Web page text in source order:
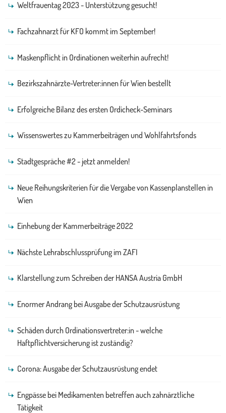
Weltfrauentag 2023 - Unterstützung gesucht!
Fachzahnarzt für KFO kommt im September!
Maskenpflicht in Ordinationen weiterhin aufrecht!
Bezirkszahnärzte-Vertreter:innen für Wien bestellt
Erfolgreiche Bilanz des ersten Ordicheck-Seminars
Wissenswertes zu Kammerbeiträgen und Wohlfahrtsfonds
Stadtgespräche #2 - jetzt anmelden!
Neue Reihungskriterien für die Vergabe von Kassenplanstellen in
Wien
Einhebung der Kammerbeiträge 2022
Nächste Lehrabschlussprüfung im ZAFI
Klarstellung zum Schreiben der HANSA Austria GmbH
Enormer Andrang bei Ausgabe der Schutzausrüstung
Schäden durch Ordinationsvertreter:in - welche
Haftpflichtversicherung ist zuständig?
Corona: Ausgabe der Schutzausrüstung endet
Engpässe bei Medikamenten betreffen auch zahnärztliche
Tätigkeit